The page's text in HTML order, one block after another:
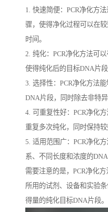
1. 快速简便：PCR净化方
骤，使得净化过程可以在
时间。
2. 纯化：PCR净化方法可
使得纯化后的目标DNA片段
3. 选择性：PCR净化方法
DNA片段，同时除去非特异
4. 可重复性好：PCR净化
重复多次纯化，同时保持较
5. 适用范围广：PCR净化
系、不同长度和浓度的
需要注意的是，PCR净化
所用的试剂、设备和实验
得量的纯化目标DNA片段。